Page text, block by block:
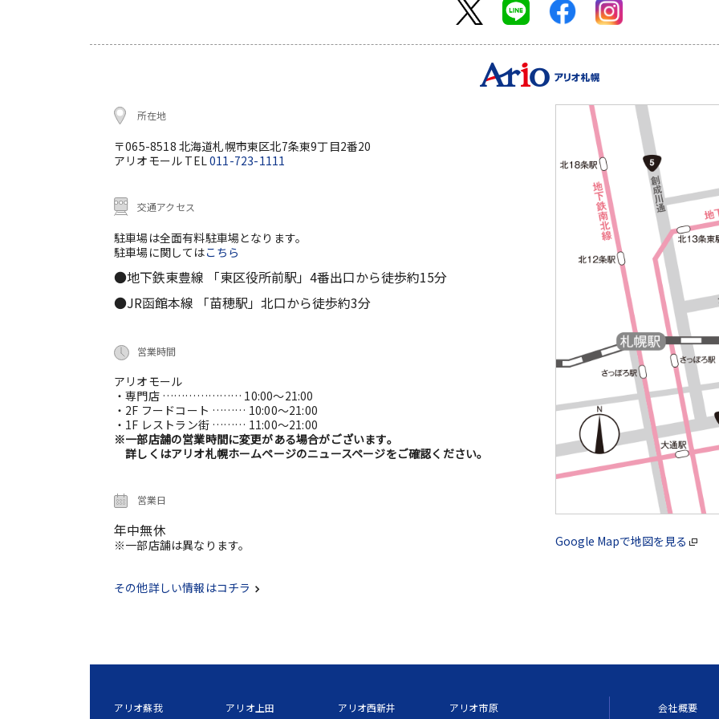
所在地
〒065-8518 北海道札幌市東区北7条東9丁目2番20
アリオモール TEL011-723-1111
交通アクセス
駐車場は全面有料駐車場となります。
駐車場に関してはこちら
●地下鉄東豊線 「東区役所前駅」4番出口から徒歩約15分
●JR函館本線 「苗穂駅」北口から徒歩約3分
営業時間
アリオモール
・専門店 ………………… 10:00～21:00
・2F フードコート ……… 10:00～21:00
・1F レストラン街 ……… 11:00～21:00
※一部店舗の営業時間に変更がある場合がございます。
詳しくはアリオ札幌ホームページのニュースページをご確認ください。
営業日
年中無休
※一部店舗は異なります。
その他詳しい情報はコチラ
Google Mapで地図を見る
アリオ蘇我 アリオ上田 アリオ西新井 アリオ市原 会社概要